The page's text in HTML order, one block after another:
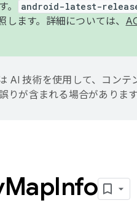
。 android-latest-
ます。詳細については、
AI 技術を使用して、コンテ
りが含まれる場合があります
MapInfo